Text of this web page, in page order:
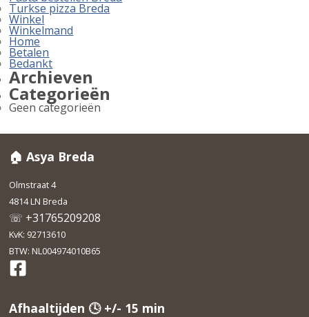
Turkse pizza Breda
Winkel
Winkelmand
Home
Betalen
Bedankt
Archieven
Categorieën
Geen categorieën
🏠 Asya Breda
Olmstraat 4
4814 LN Breda
☏ +31765209208
KvK: 92713610
BTW: NL004974010B65
Afhaaltijden 🕓 +/- 15 min